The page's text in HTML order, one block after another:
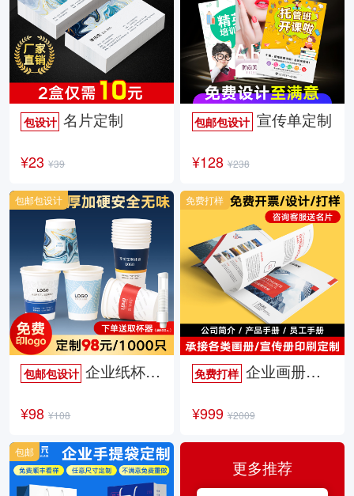
包设计 名片定制
¥23 ¥39
包邮包设计宣传单定制
¥128 ¥238
包邮包设计 企业纸杯定制
¥98 ¥108
包邮包设计
免费打样企业画册定制
¥999 ¥2009
免费打样
包邮
更多推荐